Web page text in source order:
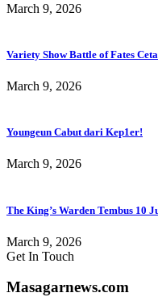
March 9, 2026
Variety Show Battle of Fates
March 9, 2026
Youngeun Cabut dari Kep1er!
March 9, 2026
The King’s Warden Tembus 10
March 9, 2026
Get In Touch
Masagarnews.com